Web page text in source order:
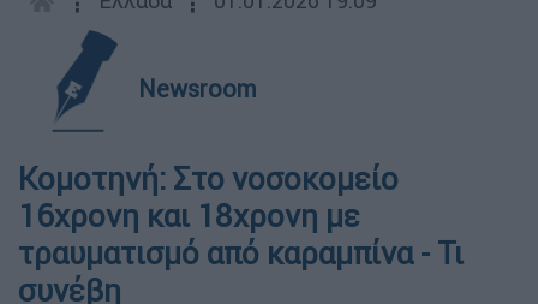
Newsroom
Κομοτηνή: Στο νοσοκομείο
16χρονη και 18χρονη με
τραυματισμό από καραμπίνα - Τι
συνέβη